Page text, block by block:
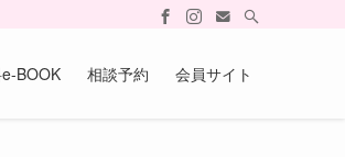
BOOK 相談予約 会員サイト